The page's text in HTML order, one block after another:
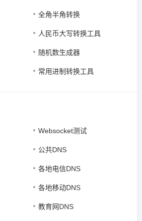
全角半角转换
人民币大写转换工具
随机数生成器
常用进制转换工具
Websocket测试
公共DNS
各地电信DNS
各地移动DNS
教育网DNS